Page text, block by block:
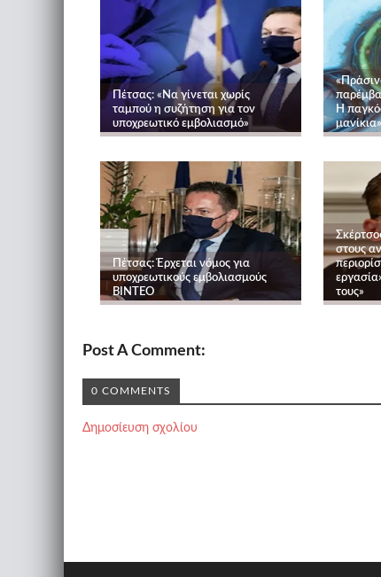
Πέτσας: «Να γίνεται χωρίς
ταμπού η συζήτηση για τον
υποχρεωτικό εμβολιασμό»
Η
μανίκια»
Πέτσας: Έρχεται νόμος για
υποχρεωτικούς εμβολιασμούς
ΒΙΝΤΕΟ
στους
τους»
Post A Comment:
0 COMMENTS
Δημοσίευση σχολίου